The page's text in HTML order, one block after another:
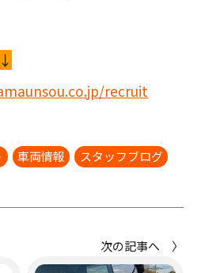
recruit
車両情報 スタッフブログ
次の記事へ 〉